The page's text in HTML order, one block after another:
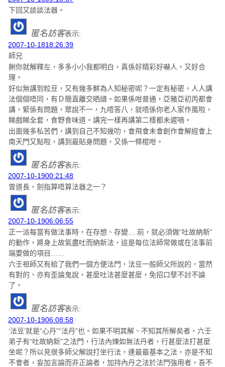
下回又談談法器。
匿名訪客表示:
2007-10-1818:26:39
師兄
脷你就解釋左，多多小小我都明白，真係好精彩好嚇人，又好合
理。
好似無講到粒豆，又有幾多鮮為人知秘密呢？一定有秘密，人人講
法個個唔同，有Ｄ簡直離交晒譜。如果係咁普通，亞豬亞初丙都會
講，緊係有問題，眾說不一，九唔答八，就唔係你老人家作風啦，
睇戲睇全套，食野食味道。講完一樣再講第二樣都未遲喎。
出面幾多私苦們，講到自己不知幾叻，會飛會未會創作會解經會上
南天門又點啦，講到最貼身問題，又係一條棍咁。
匿名訪客表示:
2007-10-1900:21:48
曾道長，劍指算唔算法器之一？
匿名訪客表示:
2007-10-1906:06:55
正一派每當有做法事時，在存想、存變….前，就必須做“吐故納新”
的動作，將身上故氣盡吐而納新法，這是每位法師常做或在法事前
端要做的項目……
六壬祖師又有給了我們一個方便法門，法豆一般師父所說的，當然
有對的、亦有歪論鬼說，甚麼吐法甚麼甚麼，免招口孽不討不論
了。
匿名訪客表示:
2007-10-1906:08:58
‘法豆’就是“心丹”“法丹”也。如果不明其解、不知其所解矣者，六壬
弟子有“吐故納新”之法門，行法內煉如無法丹者，行甚麼法打甚麼
坐呢？所以見很多師父解說打坐行法，連最最基本之法，亦是不知
不會者，妄加言論而非正論者，加持內丹之法於法門強用者，吾不